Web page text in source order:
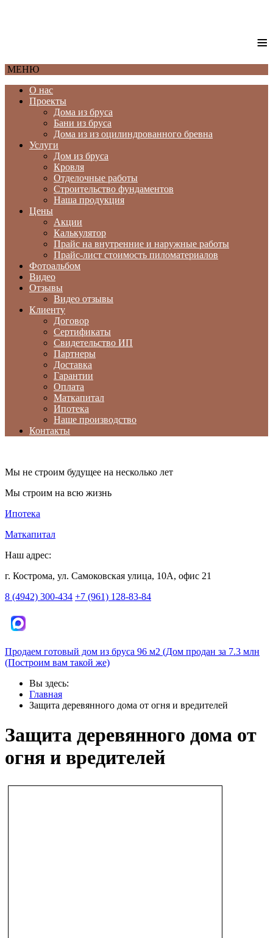
≡
МЕНЮ
О нас
Проекты
Дома из бруса
Бани из бруса
Дома из из оцилиндрованного бревна
Услуги
Дом из бруса
Кровля
Отделочные работы
Строительство фундаментов
Наша продукция
Цены
Акции
Калькулятор
Прайс на внутренние и наружные работы
Прайс-лист стоимость пиломатериалов
Фотоальбом
Видео
Отзывы
Видео отзывы
Клиенту
Договор
Сертификаты
Свидетельство ИП
Партнеры
Доставка
Гарантии
Оплата
Маткапитал
Ипотека
Наше производство
Контакты
Мы не строим будущее на несколько лет
Мы строим на всю жизнь
Ипотека
Маткапитал
Наш адрес:
г. Кострома, ул. Самоковская улица, 10А, офис 21
8 (4942) 300-434 +7 (961) 128-83-84
Продаем готовый дом из бруса 96 м2 (Дом продан за 7.3 млн
(Построим вам такой же)
Вы здесь:
Главная
Защита деревянного дома от огня и вредителей
Защита деревянного дома от
огня и вредителей